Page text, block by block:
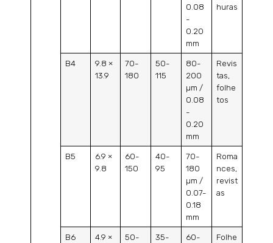
0.08
-
0.20
mm
huras
B4
9.8 ×
13.9
70-
180
50-
115
80-
200
µm /
0.08
-
0.20
mm
Revis
tas,
folhe
tos
B5
6.9 ×
9.8
60-
150
40-
95
70-
180
µm /
0.07-
0.18
mm
Roma
nces,
revist
as
B6
4.9 ×
50-
35-
60-
Folhe